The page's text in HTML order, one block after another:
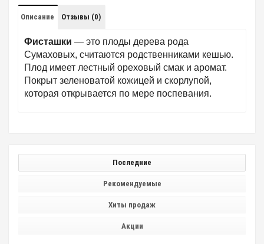
Описание Отзывы (0)
Фисташки — это плоды дерева рода
Сумаховых, считаются родственниками кешью.
Плод имеет лестный ореховый смак и аромат.
Покрыт зеленоватой кожицей и скорлупой,
которая открывается по мере поспевания.
Последние
Рекомендуемые
Хиты продаж
Акции